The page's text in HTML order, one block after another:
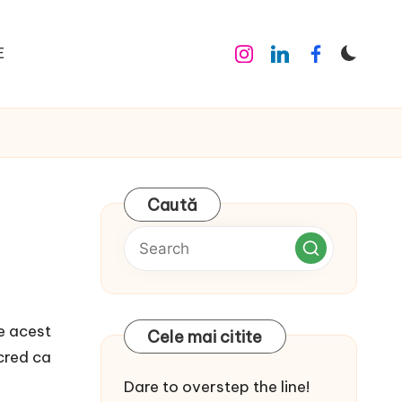
Instagram
LinkedinFacebook
acest
ca
Caută
Cele mai citite
Dare to overstep the line!